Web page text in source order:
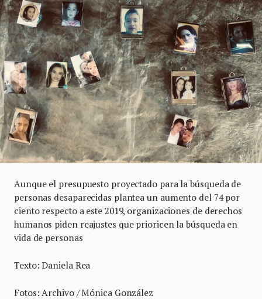
Aunque el presupuesto proyectado para la búsqueda de
personas desaparecidas plantea un aumento del 74 por
ciento respecto a este 2019, organizaciones de derechos
humanos piden reajustes que prioricen la búsqueda en
vida de personas
Texto: Daniela Rea
Fotos: Archivo / Mónica González